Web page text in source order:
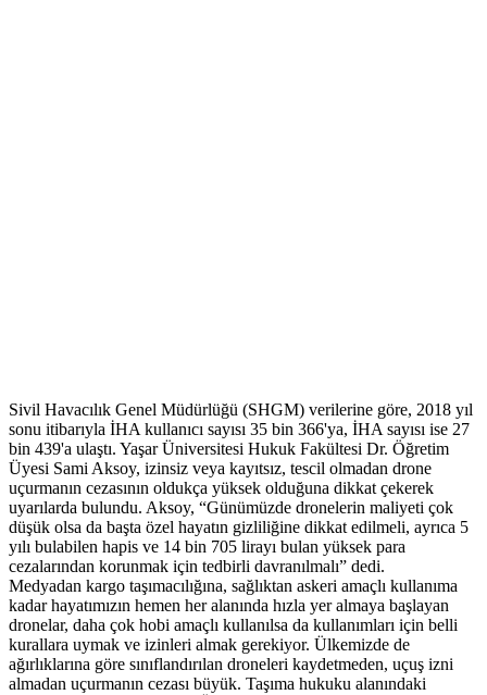
Sivil Havacılık Genel Müdürlüğü (SHGM) verilerine göre, 2018 yıl
sonu itibarıyla İHA kullanıcı sayısı 35 bin 366'ya, İHA sayısı ise 27
bin 439'a ulaştı. Yaşar Üniversitesi Hukuk Fakültesi Dr. Öğretim
Üyesi Sami Aksoy, izinsiz veya kayıtsız, tescil olmadan drone
uçurmanın cezasının oldukça yüksek olduğuna dikkat çekerek
uyarılarda bulundu. Aksoy, “Günümüzde dronelerin maliyeti çok
düşük olsa da başta özel hayatın gizliliğine dikkat edilmeli, ayrıca 5
yılı bulabilen hapis ve 14 bin 705 lirayı bulan yüksek para
cezalarından korunmak için tedbirli davranılmalı” dedi.
Medyadan kargo taşımacılığına, sağlıktan askeri amaçlı kullanıma
kadar hayatımızın hemen her alanında hızla yer almaya başlayan
dronelar, daha çok hobi amaçlı kullanılsa da kullanımları için belli
kurallara uymak ve izinleri almak gerekiyor. Ülkemizde de
ağırlıklarına göre sınıflandırılan droneleri kaydetmeden, uçuş izni
almadan uçurmanın cezası büyük. Taşıma hukuku alanındaki